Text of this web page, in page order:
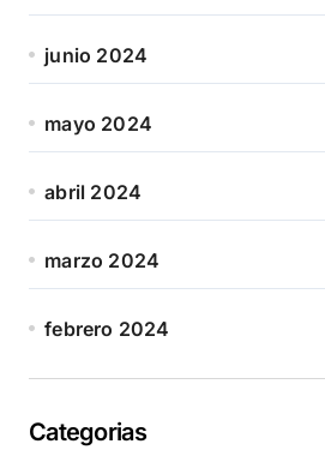
junio 2024
mayo 2024
abril 2024
marzo 2024
febrero 2024
Categorias